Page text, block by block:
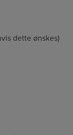
dette ønskes)